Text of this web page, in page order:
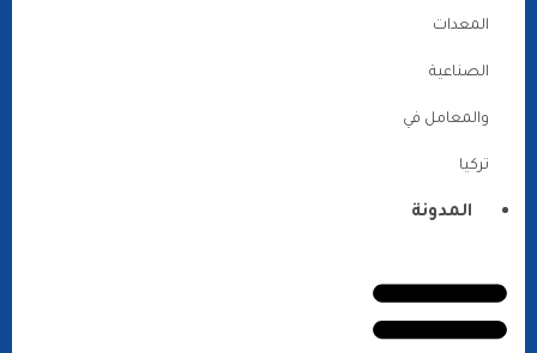
المعدات
الصناعية
والمعامل في
تركيا
المدونة